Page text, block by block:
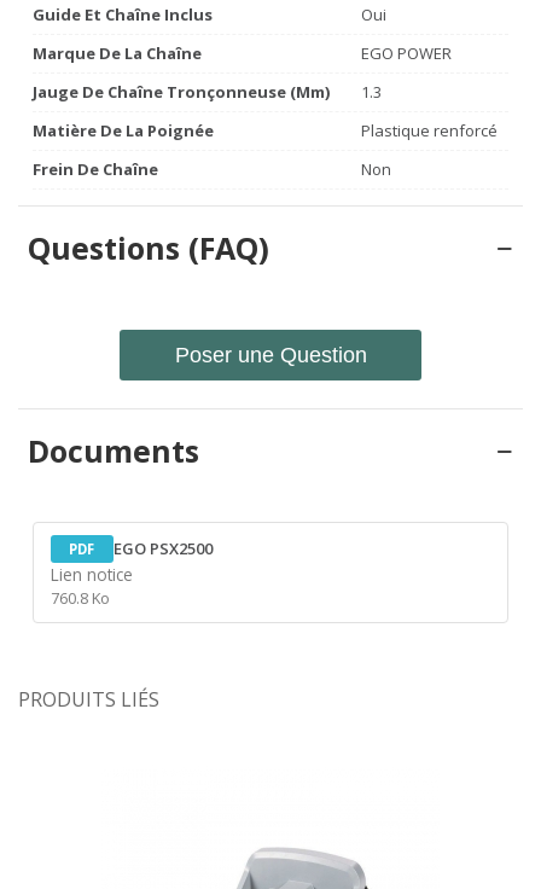
Guide Et Chaîne Inclus
Oui
Marque De La Chaîne
EGO POWER
Jauge De Chaîne Tronçonneuse (mm)
1.3
Matière De La Poignée
Plastique renforcé
Frein De Chaîne
Non
Questions (FAQ)
Poser une Question
Documents
PDF EGO PSX2500
Lien notice
760.8 Ko
PRODUITS LIÉS